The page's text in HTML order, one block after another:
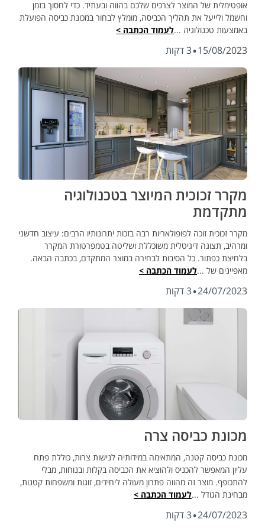
אופטימלית של המוצר לצרכים שלכם בהווה ובעתיד. כדי לחסוך בזמן
וחשמל ולייעל את תהליך הכביסה, מומלץ לבחור במכונת כביסה הפועלת
באמצעות טכנולוגיה ...לעמוד הכתבה >
15/08/2023
·3 דקות
מקרר זכוכית המיוצר בטכנולוגיה
מתקדמת
מקרר זכוכית זוכה לפופולאריות רבה בזכות יתרונותיו הרבים: עיצוב חדשני
ומרהיב, תצוגה דיגיטלית משוכללת ושליטה בטמפרטורת המקרר
בלחיצת כפתור. כל הסיבות לבחירה במוצר המתקדם, בכתבה הבאה.
מאפיינים של ...לעמוד הכתבה >
24/07/2023
·3 דקות
מכונת כביסה צרה
מכונת כביסה קטנה, המתאימה במידותיה לנישות צרות, כוללת פתח
עליון המאפשר להכניס ולהוציא את הכביסה בקלות ובנוחות, מבלי
להתכופף. מוצר זה מהווה פתרון מעולה ליחידים, זוגות ומשפחות קטנות,
מבחינת הגודל ...לעמוד הכתבה >
24/07/2023
·3 דקות